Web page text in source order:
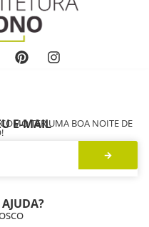
E-MAILTER UMA BOA NOITE DE